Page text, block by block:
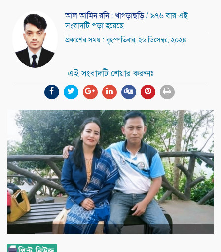
আল আমিন রনি : খাগড়াছড়ি/ ৯৭৬ বার এই
সংবাদটি পড়া হয়েছে
প্রকাশের সময় : বৃহস্পতিবার, ২৬ ডিসেম্বর, ২০২৪
এই সংবাদটি শেয়ার করুনঃ